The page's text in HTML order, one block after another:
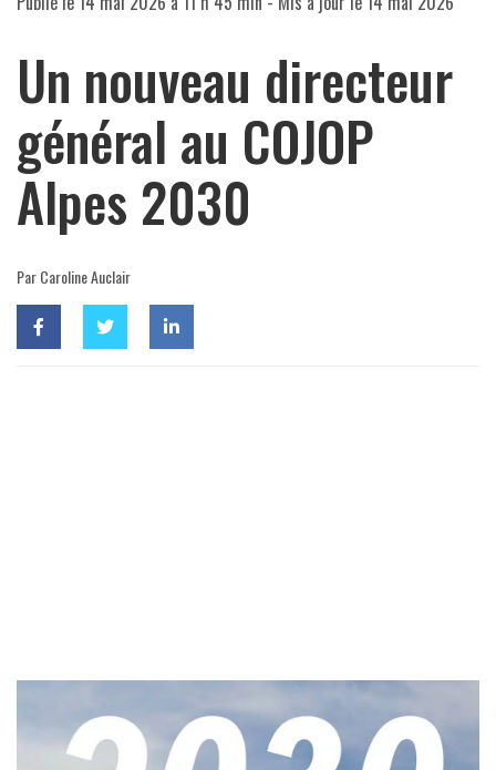
Un nouveau directeur
général au COJOP
Alpes 2030
Par Caroline Auclair